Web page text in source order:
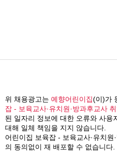
위 채용광고는 예향어린이집(이)가
잡 - 보육교사·유치원·방과후교사
된 일자리 정보에 대한 오류와 사용
대해 일체 책임을 지지 않습니다.
어린이집 보육잡 - 보육교사·유치
의 동의없이 재 배포할 수 없습니다.